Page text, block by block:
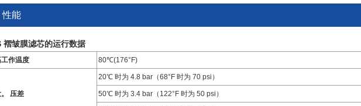
性能
褶皱膜滤芯的运行数据
作温度 80℃(176°F)
压差
20℃ 时为 4.8 bar（68°F 时为 70 psi）
50℃ 时为 3.4 bar（122°F 时为 50 psi）